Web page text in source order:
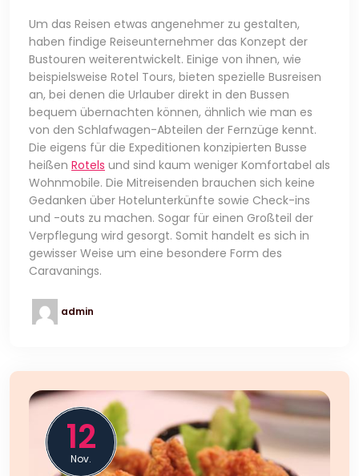
Um das Reisen etwas angenehmer zu gestalten,
haben findige Reiseunternehmer das Konzept der
Bustouren weiterentwickelt. Einige von ihnen, wie
beispielsweise Rotel Tours, bieten spezielle Busreisen
an, bei denen die Urlauber direkt in den Bussen
bequem übernachten können, ähnlich wie man es
von den Schlafwagen-Abteilen der Fernzüge kennt.
Die eigens für die Expeditionen konzipierten Busse
heißen Rotels und sind kaum weniger Komfortabel als
Wohnmobile. Die Mitreisenden brauchen sich keine
Gedanken über Hotelunterkünfte sowie Check-ins
und -outs zu machen. Sogar für einen Großteil der
Verpflegung wird gesorgt. Somit handelt es sich in
gewisser Weise um eine besondere Form des
Caravanings.
admin
12
Nov.